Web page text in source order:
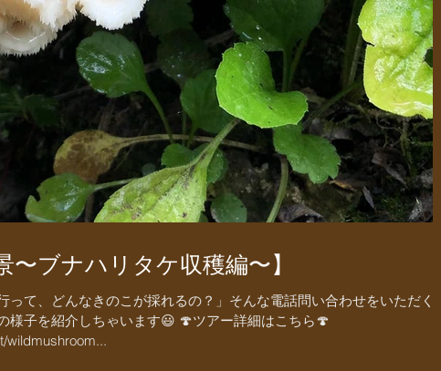
〜ブナハリタケ収穫編〜】
って、どんなきのこが採れるの？」そんな電話問い合わせをいただくこ
様子を紹介しちゃいます😃 🍄ツアー詳細はこちら🍄
wildmushroom...